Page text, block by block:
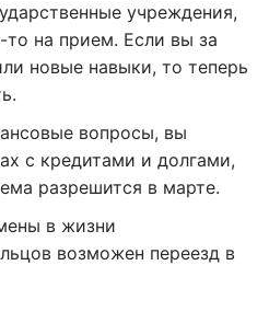
учреждения,
на прием. Если вы за
новые навыки, то теперь
вопросы, вы
с кредитами и долгами,
разрешится в марте.
в жизни
возможен переезд в